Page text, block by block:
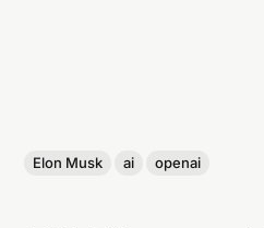
Elon Musk ai openai